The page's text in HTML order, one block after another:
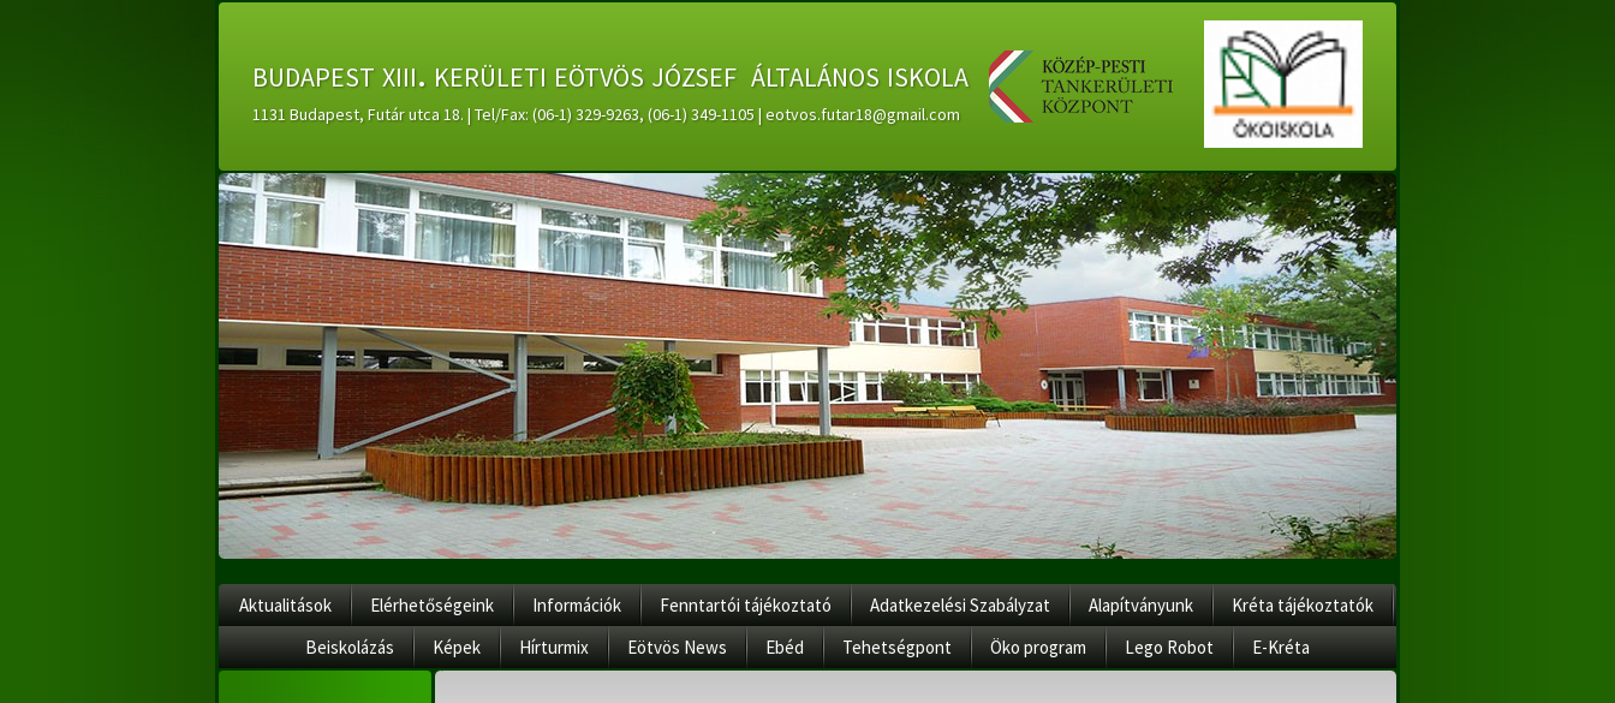
budapest xiii. kerületi eötvös józsef általános iskola
1131 Budapest, Futár utca 18. | Tel/Fax: (06-1) 329-9263, (06-1) 349-1105 | eotvos.futar18@gmail.com
Aktualitások Elérhetőségeink Információk Fenntartói tájékoztató Adatkezelési Szabályzat Alapítványunk
Kréta tájékoztatók
Beiskolázás
Képek Hírturmix Eötvös News Ebéd Tehetségpont Öko program Lego Robot E-Kréta